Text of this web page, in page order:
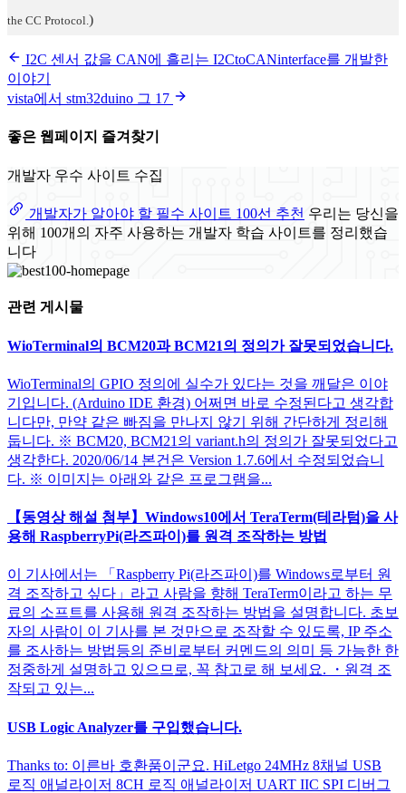
the CC Protocol.)
I2C 센서 값을 CAN에 흘리는 I2CtoCANinterface를 개발한
이야기
vista에서 stm32duino 그 17
좋은 웹페이지 즐겨찾기
개발자 우수 사이트 수집
개발자가 알아야 할 필수 사이트 100선 추천 우리는 당신을
위해 100개의 자주 사용하는 개발자 학습 사이트를 정리했습
니다
관련 게시물
WioTerminal의 BCM20과 BCM21의 정의가 잘못되었습니다.
WioTerminal의 GPIO 정의에 실수가 있다는 것을 깨달은 이야
기입니다. (Arduino IDE 환경) 어쩌면 바로 수정된다고 생각합
니다만, 만약 같은 빠짐을 만나지 않기 위해 간단하게 정리해
둡니다. ※ BCM20, BCM21의 variant.h의 정의가 잘못되었다고
생각한다. 2020/06/14 본건은 Version 1.7.6에서 수정되었습니
다. ※ 이미지는 아래와 같은 프로그램을...
【동영상 해설 첨부】Windows10에서 TeraTerm(테라텀)을 사
용해 RaspberryPi(라즈파이)를 원격 조작하는 방법
이 기사에서는 「Raspberry Pi(라즈파이)를 Windows로부터 원
격 조작하고 싶다」라고 사람을 향해 TeraTerm이라고 하는 무
료의 소프트를 사용해 원격 조작하는 방법을 설명합니다. 초보
자의 사람이 이 기사를 본 것만으로 조작할 수 있도록, IP 주소
를 조사하는 방법등의 준비로부터 커멘드의 의미 등 가능한 한
정중하게 설명하고 있으므로, 꼭 참고로 해 보세요. ・원격 조
작되고 있는...
USB Logic Analyzer를 구입했습니다.
Thanks to: 이른바 호환품이군요. HiLetgo 24MHz 8채널 USB
로직 애널라이저 8CH 로직 애널라이저 UART IIC SPI 디버그